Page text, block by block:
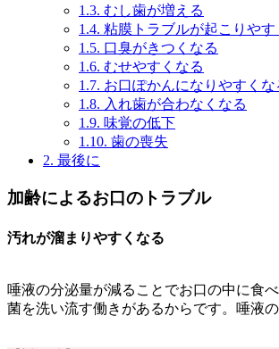
1.3. むし歯が増える
1.4. 粘膜トラブルが起こりやす
1.5. 口臭がきつくなる
1.6. むせやすくなる
1.7. お口ぽかんになりやすくな
1.8. 入れ歯が合わなくなる
1.9. 味覚の低下
1.10. 歯の喪失
2. 最後に
加齢によるお口のトラブル
汚れが溜まりやすくなる
唾液の分泌量が減ることでお口の中に食
菌を洗い流す働きがあるからです。唾液